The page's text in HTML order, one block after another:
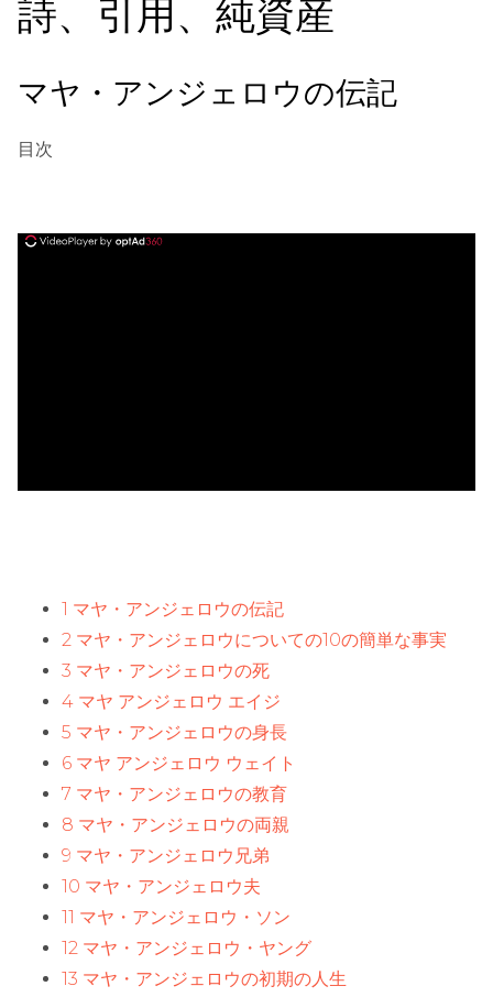
詩、引用、純資産
マヤ・アンジェロウの伝記
目次
1 マヤ・アンジェロウの伝記
2 マヤ・アンジェロウについての10の簡単な事実
3 マヤ・アンジェロウの死
4 マヤ アンジェロウ エイジ
5 マヤ・アンジェロウの身長
6 マヤ アンジェロウ ウェイト
7 マヤ・アンジェロウの教育
8 マヤ・アンジェロウの両親
9 マヤ・アンジェロウ兄弟
10 マヤ・アンジェロウ夫
11 マヤ・アンジェロウ・ソン
12 マヤ・アンジェロウ・ヤング
13 マヤ・アンジェロウの初期の人生